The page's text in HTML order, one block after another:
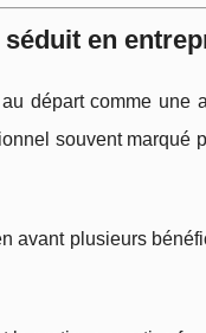
séduit en
départ comme une
souvent marqué
avant plusieurs